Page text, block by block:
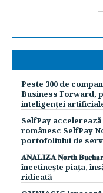
Peste 300 de
Business Forward,
inteligenței
SelfPay
românesc SelfPay
portofoliului de
𝐀𝐍𝐀𝐋𝐈𝐙𝐀 𝐍𝐨𝐫𝐭𝐡
încetinește piața,
ridicată